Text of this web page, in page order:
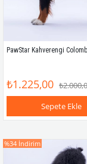
₺1.225,00
Sepete Ekle
%34 İndirim